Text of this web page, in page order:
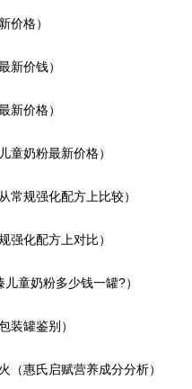
价格）
新价钱）
新价格）
童奶粉最新价格）
常规强化配方上比较）
强化配方上对比）
童奶粉多少钱一罐?）
装罐鉴别）
（惠氏启赋营养成分分析）